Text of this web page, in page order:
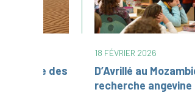
4 FÉVRIER 2026
Mieux connaître l’impact du
chalutage sur les fonds